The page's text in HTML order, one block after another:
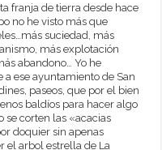
franja de tierra desde hace
no he visto más que
suciedad, más
más explotación
abandono… Yo he
ese ayuntamiento de San
paseos, que por el bien
baldíos para hacer algo
se corten las «acacias
doquier sin apenas
el arbol estrella de La